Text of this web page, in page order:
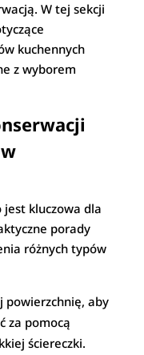
W tej sekcji
kuchennych
z wyborem
kluczowa dla
porady
różnych typów
powierzchnię, aby
za pomocą
ściereczki.